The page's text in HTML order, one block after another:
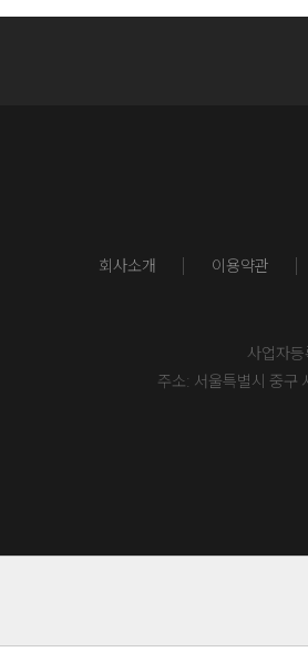
회사소개 이용약관
사업자
주소: 서울특별시 중구